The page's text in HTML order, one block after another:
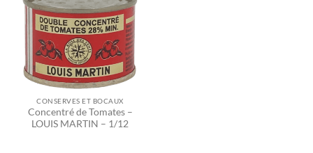
CONSERVES ET BOCAUX
Concentré de Tomates –
LOUIS MARTIN – 1/12